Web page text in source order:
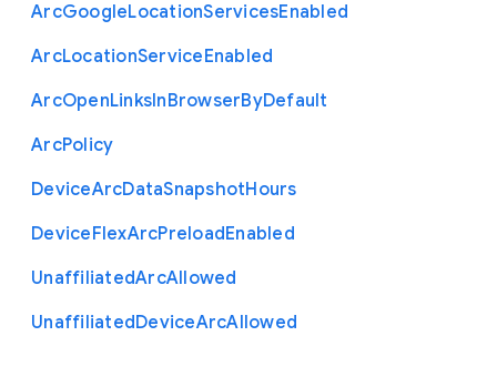
ArcGoogleLocationServicesEnabled
ArcLocationServiceEnabled
ArcOpenLinksInBrowserByDefault
ArcPolicy
DeviceArcDataSnapshotHours
DeviceFlexArcPreloadEnabled
UnaffiliatedArcAllowed
UnaffiliatedDeviceArcAllowed